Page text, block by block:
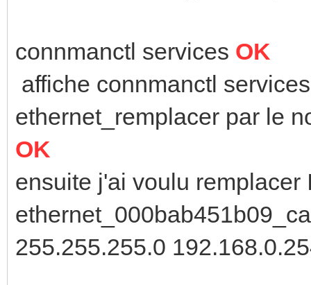
connmanctl services OK
affiche connmanctl
ethernet_remplacer par le
OK
ensuite j'ai voulu remplacer
255.255.255.0